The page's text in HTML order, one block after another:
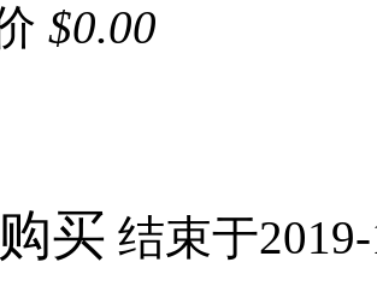
$0.00
买 结束于